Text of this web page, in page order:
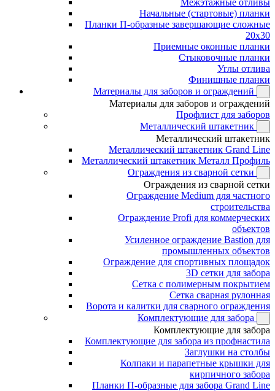
Межэтажные отливы
Начальные (стартовые) планки
Планки П-образные завершающие сложные
20x30
Приемные оконные планки
Стыковочные планки
Углы отлива
Финишные планки
Материалы для заборов и ограждений
Материалы для заборов и ограждений
Профлист для заборов
Металлический штакетник
Металлический штакетник
Металлический штакетник Grand Line
Металлический штакетник Металл Профиль
Ограждения из сварной сетки
Ограждения из сварной сетки
Ограждение Medium для частного
строительства
Ограждение Profi для коммерческих
объектов
Усиленное ограждение Bastion для
промышленных объектов
Ограждение для спортивных площадок
3D сетки для забора
Сетка с полимерным покрытием
Сетка сварная рулонная
Ворота и калитки для сварного ограждения
Комплектующие для забора
Комплектующие для забора
Комплектующие для забора из профнастила
Заглушки на столбы
Колпаки и парапетные крышки для
кирпичного забора
Планки П-образные для забора Grand Line